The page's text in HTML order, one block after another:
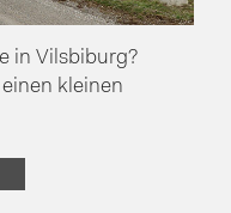
in Vilsbiburg?
kleinen